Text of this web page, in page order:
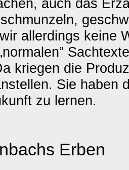
auch das
allerdings keine
kriegen die
Sie haben
zu lernen.
Erben